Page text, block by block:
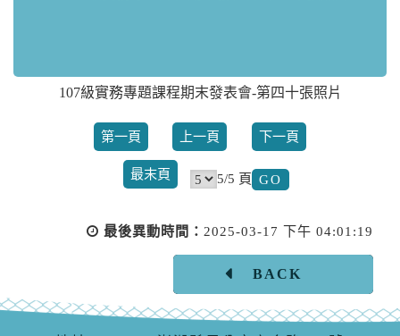
107級實務專題課程期末發表會-第四十張照片
第一頁 上一頁 下一頁
最末頁 5/5 頁
最後異動時間： 2025-03-17 下午 04:01:19
BACK